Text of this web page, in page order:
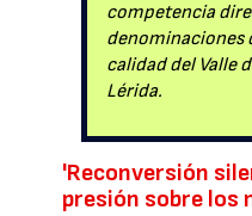
competencia
denominaciones
calidad del Valle
Lérida.
'Reconversión
presión sobre los